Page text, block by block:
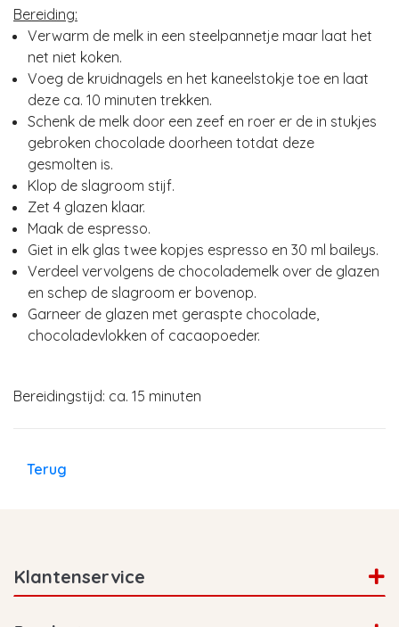
Bereiding:
Verwarm de melk in een steelpannetje maar laat het
net niet koken.
Voeg de kruidnagels en het kaneelstokje toe en laat
deze ca. 10 minuten trekken.
Schenk de melk door een zeef en roer er de in stukjes
gebroken chocolade doorheen totdat deze
gesmolten is.
Klop de slagroom stijf.
Zet 4 glazen klaar.
Maak de espresso.
Giet in elk glas twee kopjes espresso en 30 ml baileys.
Verdeel vervolgens de chocolademelk over de glazen
en schep de slagroom er bovenop.
Garneer de glazen met geraspte chocolade,
chocoladevlokken of cacaopoeder.
Bereidingstijd: ca. 15 minuten
Terug
Klantenservice